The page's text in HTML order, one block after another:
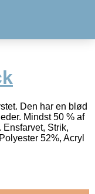
Den har en blød
Mindst 50 % af
Strik,
52%, Acryl